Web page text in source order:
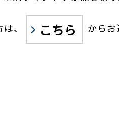
、 こちら からお